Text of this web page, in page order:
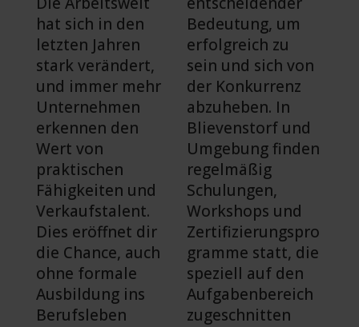
hat sich in den
letzten Jahren
stark verändert,
und immer mehr
Unternehmen
erkennen den
Wert von
praktischen
Fähigkeiten und
Verkaufstalent.
Dies eröffnet dir
die Chance, auch
ohne formale
Ausbildung ins
Berufsleben
Bedeutung, um
erfolgreich zu
sein und sich von
der Konkurrenz
abzuheben. In
Blievenstorf und
Umgebung finden
regelmäßig
Schulungen,
Workshops und
Zertifizierungspro
gramme statt, die
speziell auf den
Aufgabenbereich
zugeschnitten